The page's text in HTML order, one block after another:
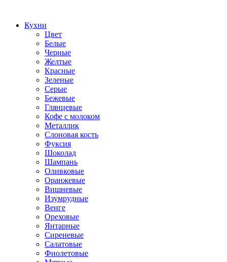
Кухни
Цвет
Белые
Черные
Желтые
Красные
Зеленые
Серые
Бежевые
Глянцевые
Кофе с молоком
Металлик
Слоновая кость
Фуксия
Шоколад
Шампань
Оливковые
Оранжевые
Вишневые
Изумрудные
Венге
Ореховые
Янтарные
Сиреневые
Салатовые
Фиолетовые